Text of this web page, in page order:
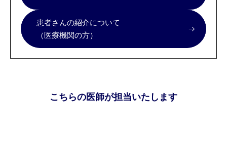
患者さんの紹介について
（医療機関の方）
こちらの医師が担当いたします